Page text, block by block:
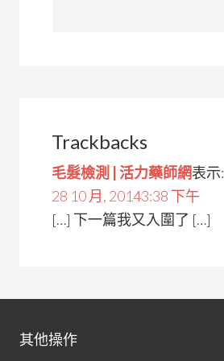
Trackbacks
毛髮檢測 | 活力藥師網表示:
28 10 月, 20143:38 下午
[…] 下一篇我又入圍了 […]
其他操作